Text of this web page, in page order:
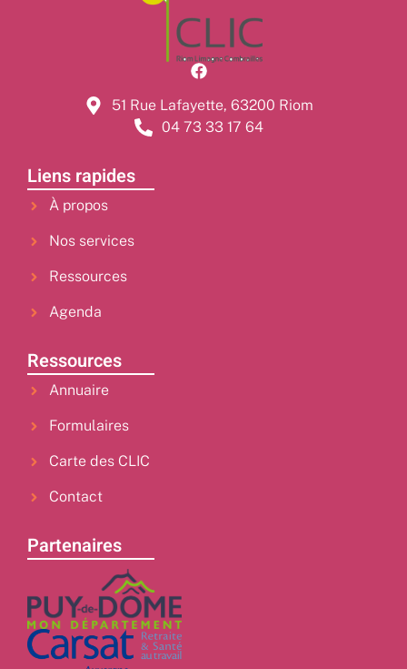
51 Rue Lafayette, 63200 Riom
04 73 33 17 64
Liens rapides
À propos
Nos services
Ressources
Agenda
Ressources
Annuaire
Formulaires
Carte des CLIC
Contact
Partenaires